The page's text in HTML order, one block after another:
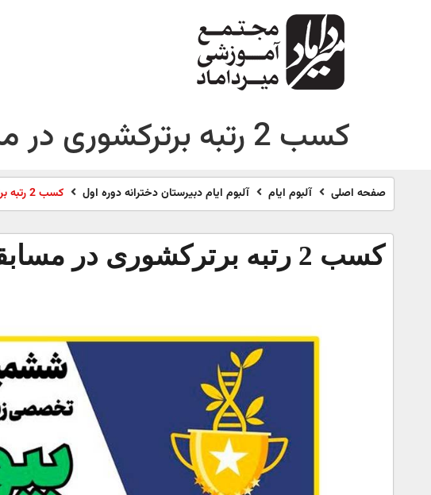
کسب 2 رتبه برترکشوری در مسابقات ایران بیوکاپ
صفحه اصلی آلبوم ایام آلبوم ایام دبیرستان دخترانه دوره اول کسب 2 رتبه برترکشوری در مسابقات ایران بیوکاپ
کسب 2 رتبه برترکشوری در مسابقات ایران بیوکاپ